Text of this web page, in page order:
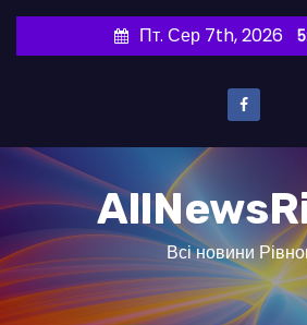
и
о
в
Пт. Сер 7th, 2026
Всі новини